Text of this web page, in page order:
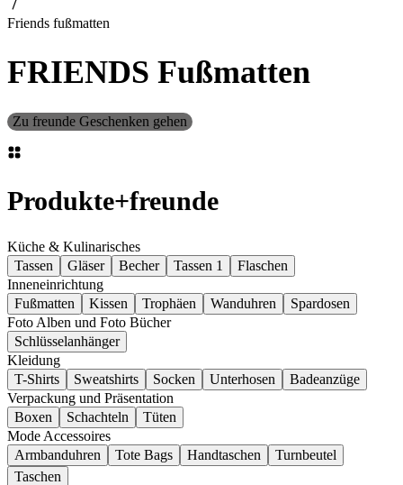
Friends fußmatten
FRIENDS Fußmatten
Zu freunde Geschenken gehen
Produkte+freunde
Küche & Kulinarisches
Tassen
Gläser Becher Tassen 1
Flaschen
Inneneinrichtung
Fußmatten
Kissen Trophäen Wanduhren
Spardosen
Foto Alben und Foto Bücher
Schlüsselanhänger
Kleidung
T-Shirts
Sweatshirts Socken Unterhosen
Badeanzüge
Verpackung und Präsentation
Boxen
Schachteln
Tüten
Mode Accessoires
Armbanduhren
Tote Bags Handtaschen
Turnbeutel
Taschen